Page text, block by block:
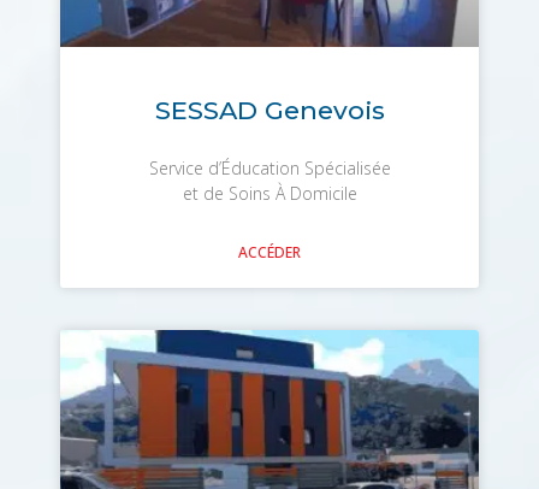
SESSAD Genevois
Service d’Éducation Spécialisée
et de Soins À Domicile
ACCÉDER